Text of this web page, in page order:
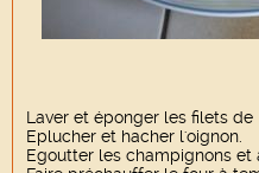
Laver et éponger les filets de
Eplucher et hacher l'oignon.
Egoutter les champignons et